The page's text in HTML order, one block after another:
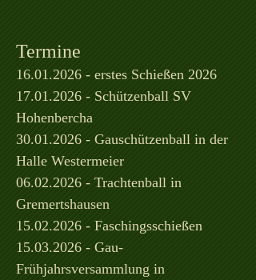
Termine
16.01.2026 - erstes Schießen 2026
17.01.2026 - Schützenball SV
Hohenbercha
30.01.2026 - Gauschützenball in der
Halle Westermeier
06.02.2026 - Trachtenball in
Gremertshausen
15.02.2026 - Faschingsschießen
15.03.2026 - Gau-
Frühjahrsversammlung in